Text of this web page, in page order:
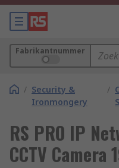
Fabrikantnummer
/ Security &
Ironmongery
/
RS PRO IP
CCTV Camera